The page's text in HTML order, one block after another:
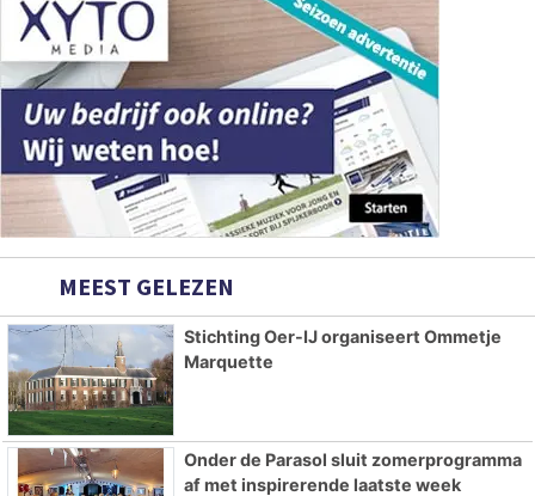
MEEST GELEZEN
Stichting Oer-IJ organiseert Ommetje
Marquette
Onder de Parasol sluit zomerprogramma
af met inspirerende laatste week